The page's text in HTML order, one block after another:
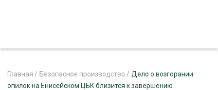
Главная / Безопасное производство / Дело о возгорании
опилок на Енисейском ЦБК близится к завершению